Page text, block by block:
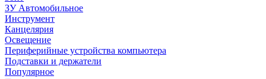
ЗУ Автомобильное
Инструмент
Канцелярия
Освещение
Периферийные устройства компьютера
Подставки и держатели
Популярное